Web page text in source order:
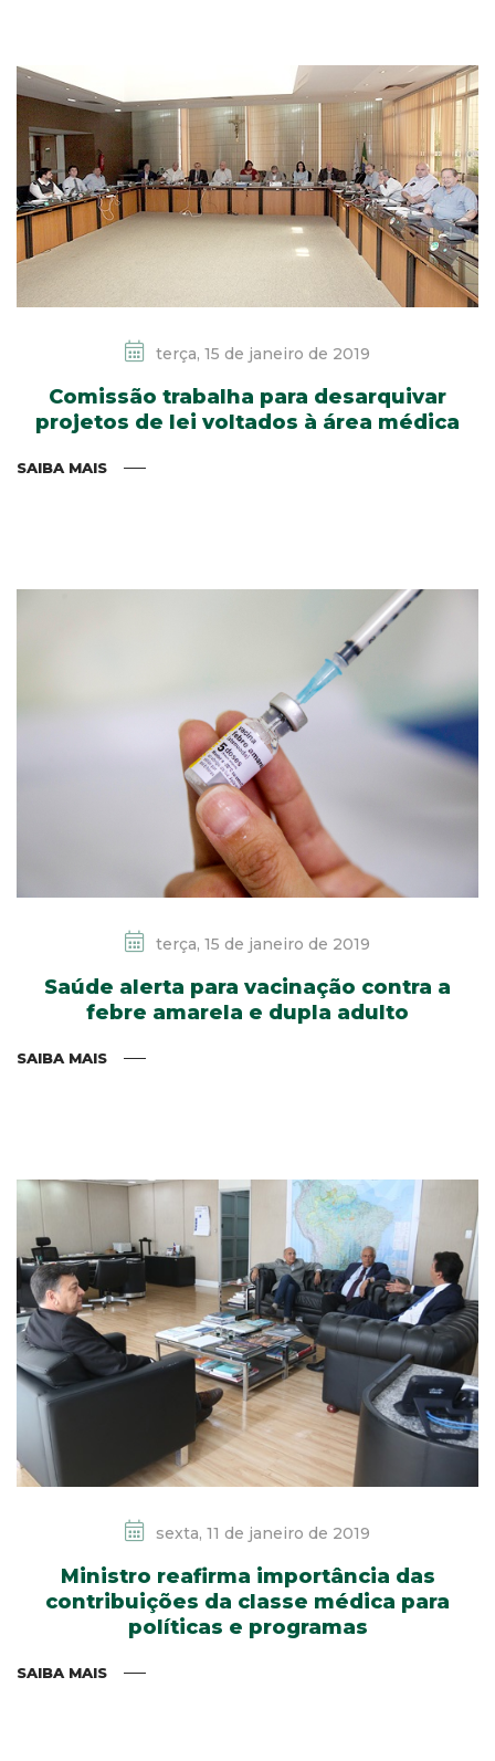
terça, 15 de janeiro de 2019
Comissão trabalha para desarquivar
projetos de lei voltados à área médica
SAIBA MAIS
terça, 15 de janeiro de 2019
Saúde alerta para vacinação contra a
febre amarela e dupla adulto
SAIBA MAIS
sexta, 11 de janeiro de 2019
Ministro reafirma importância das
contribuições da classe médica para
políticas e programas
SAIBA MAIS